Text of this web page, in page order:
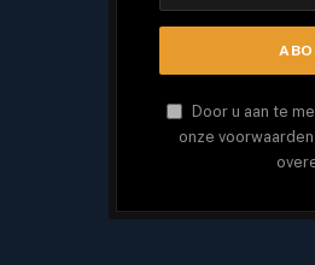
Door u aan te
onze